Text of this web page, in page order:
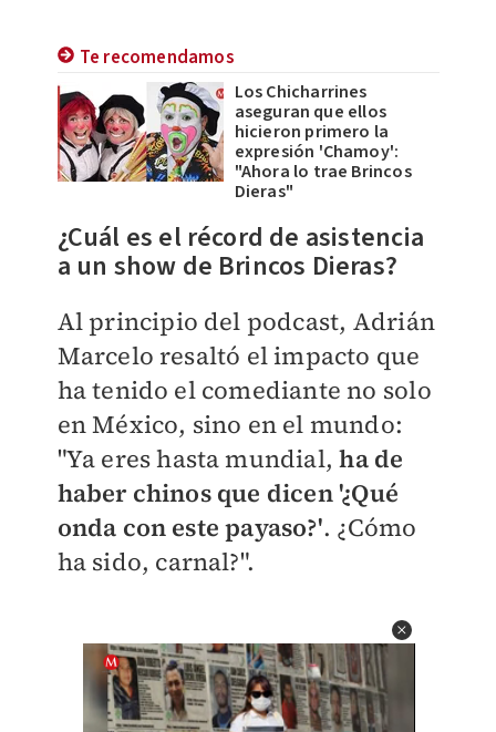
Te recomendamos
Los Chicharrines
aseguran que ellos
hicieron primero la
expresión 'Chamoy':
"Ahora lo trae Brincos
Dieras"
¿Cuál es el récord de asistencia
a un show de Brincos Dieras?
Al principio del podcast, Adrián
Marcelo resaltó el impacto que
ha tenido el comediante no solo
en México, sino en el mundo:
"Ya eres hasta mundial,ha de
haber chinos que dicen '¿Qué
onda con este payaso?'. ¿Cómo
ha sido, carnal?".